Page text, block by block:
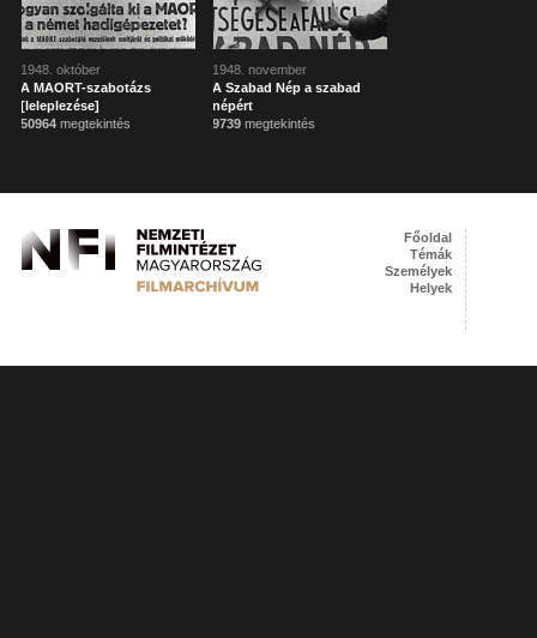
1948. október
A MAORT-szabotázs
[leleplezése]
50964 megtekintés
1948. november
A Szabad Nép a szabad
népért
9739 megtekintés
Főoldal
Témák
Személyek
Helyek